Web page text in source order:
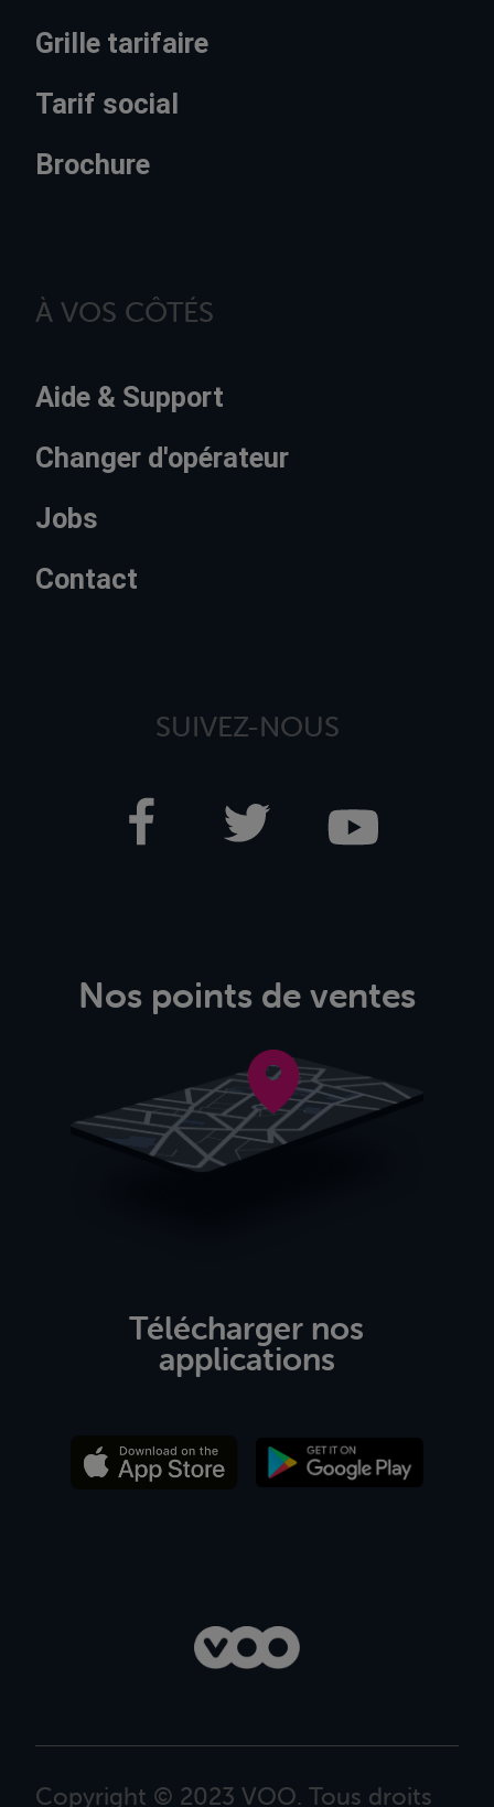
Grille tarifaire
Tarif social
Brochure
À VOS CÔTÉS
Aide & Support
Changer d'opérateur
Jobs
Contact
SUIVEZ-NOUS
Nos points de ventes
Télécharger nos
applications
Copyright © 2023 VOO. Tous droits